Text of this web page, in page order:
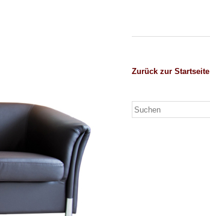
Zurück zur Startseite